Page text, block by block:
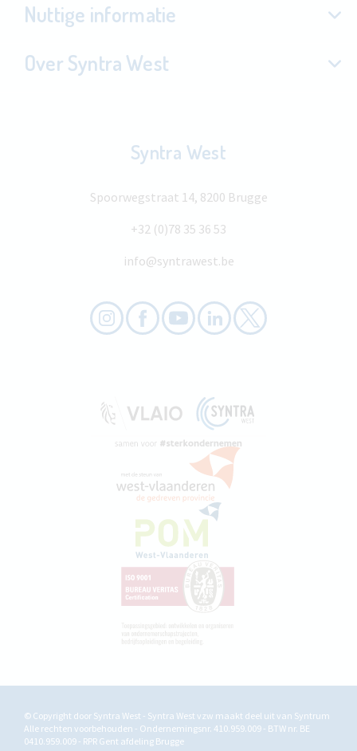
Nuttige informatie
Over Syntra West
Syntra West
Spoorwegstraat 14, 8200 Brugge
+32 (0)78 35 36 53
info@syntrawest.be
© Copyright door Syntra West - Syntra West vzw maakt deel uit van Syntrum
Alle rechten voorbehouden - Ondernemingsnr. 410.959.009 - BTW nr. BE
0410.959.009 - RPR Gent afdeling Brugge